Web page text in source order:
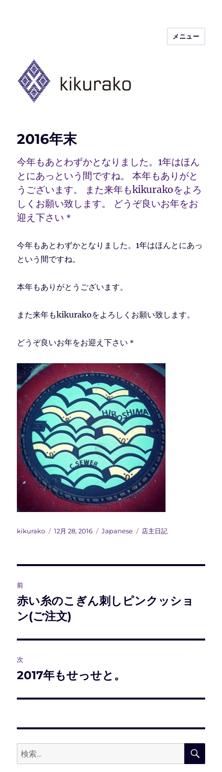
kikurako.com koginzashi (kogin)
needleworks こぎん刺し きくらこ
メニュー
2016年末
今年もあとわずかとなりました。1年はほん
とにあっという間ですね。 本年もありがと
うございます。 また来年もkikurakoをよろ
しくお願い致します。 どうぞ良いお年をお
迎え下さい＊
今年もあとわずかとなりました。1年はほんとにあっ
という間ですね。
本年もありがとうございます。
また来年もkikurakoをよろしくお願い致します。
どうぞ良いお年をお迎え下さい＊
投
kikurako
投
12月 28, 2016
カ
Japanese
タ
店主日記
稿
ナ
ビ
ゲ
ー
シ
ン
前
前
の
稿:
赤い糸のこぎん刺しピンクッショ
ン(ご注文)
次
次
投
2017年もせっせと。
検
索:
検